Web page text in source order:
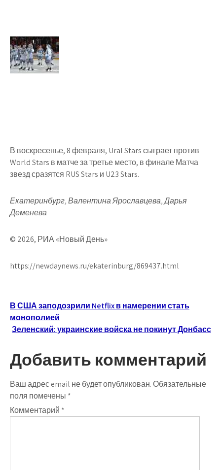
В воскресенье, 8 февраля, Ural Stars сыграет против
World Stars в матче за третье место, в финале Матча
звезд сразятся RUS Stars и U23 Stars.
Екатеринбург, Валентина Ярославцева, Дарья
Деменева
© 2026, РИА «Новый День»
https://newdaynews.ru/ekaterinburg/869437.html
Навигация
по
В США заподозрили Netflix в намерении стать
монополией
Зеленский: украинские войска не покинут Донбасс
Добавить комментарий
Ваш адрес email не будет опубликован.Обязательные
поля помечены *
Комментарий *